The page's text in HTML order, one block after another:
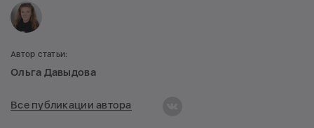
Автор статьи:
Ольга Давыдова
Все публикации автора